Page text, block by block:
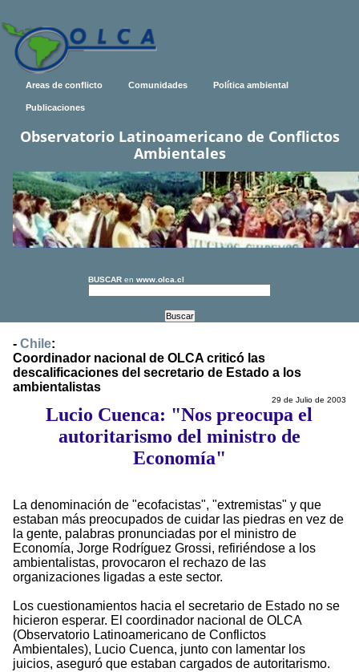
Areas de conflicto Comunidades Política ambiental
Publicaciones
Observatorio Latinoamericano de Conflictos
Ambientales
BUSCAR en www.olca.cl
- Chile:
Coordinador nacional de OLCA criticó las
descalificaciones del secretario de Estado a los
ambientalistas
29 de Julio de 2003
Lucio Cuenca: "Nos preocupa el
autoritarismo del ministro de
Economía"
La denominación de "ecofacistas", "extremistas" y que
estaban más preocupados de cuidar las piedras en vez de
la gente, palabras pronunciadas por el ministro de
Economía, Jorge Rodríguez Grossi, refiriéndose a los
ambientalistas, provocaron el rechazo de las
organizaciones ligadas a este sector.
Los cuestionamientos hacia el secretario de Estado no se
hicieron esperar. El coordinador nacional de OLCA
(Observatorio Latinoamericano de Conflictos
Ambientales), Lucio Cuenca, junto con lamentar los
juicios, aseguró que estaban cargados de autoritarismo.